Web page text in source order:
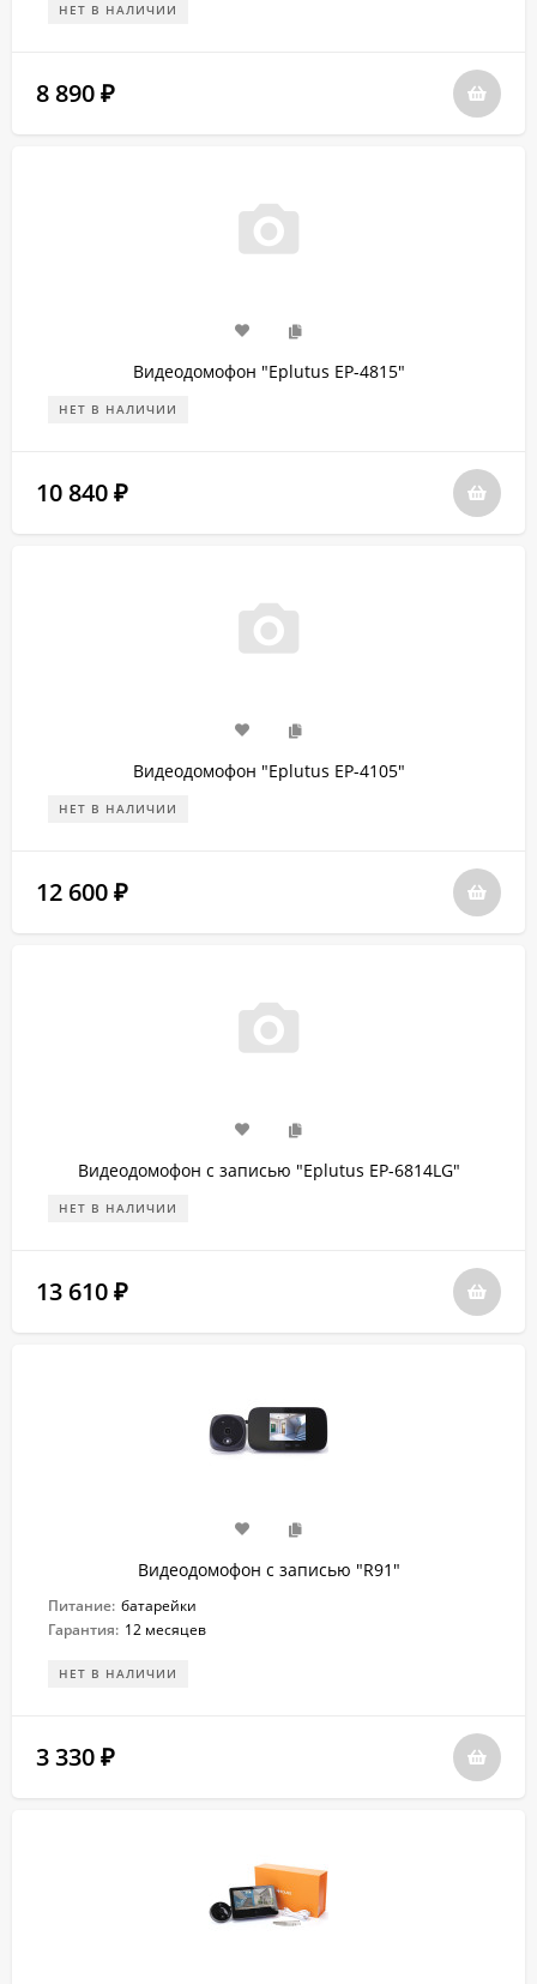
НЕТ В НАЛИЧИИ
8 890 ₽
Видеодомофон "Eplutus EP-4815"
НЕТ В НАЛИЧИИ
10 840 ₽
Видеодомофон "Eplutus EP-4105"
НЕТ В НАЛИЧИИ
12 600 ₽
Видеодомофон с записью "Eplutus EP-6814LG"
НЕТ В НАЛИЧИИ
13 610 ₽
Видеодомофон с записью "R91"
Питание: батарейки
Гарантия: 12 месяцев
НЕТ В НАЛИЧИИ
3 330 ₽